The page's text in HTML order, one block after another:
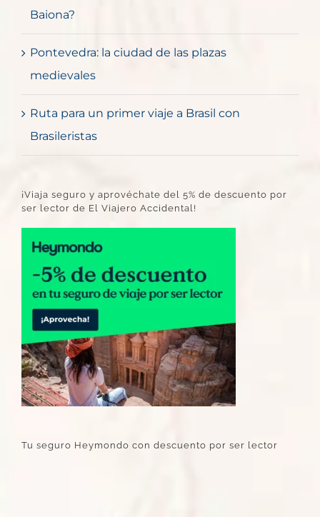
Baiona?
Pontevedra: la ciudad de las plazas
medievales
Ruta para un primer viaje a Brasil con
Brasileristas
¡Viaja seguro y aprovéchate del 5% de descuento por
ser lector de El Viajero Accidental!
Tu seguro Heymondo con descuento por ser lector